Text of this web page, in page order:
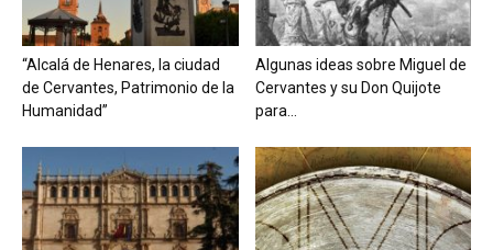
“Alcalá de Henares, la ciudad
de Cervantes, Patrimonio de la
Humanidad”
Algunas ideas sobre Miguel de
Cervantes y su Don Quijote
para...